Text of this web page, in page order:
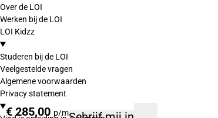
€ 285,00 p/m
Over de LOI
Werken bij de LOI
LOI Kidzz
Studeren bij de LOI
Veelgestelde vragen
Algemene voorwaarden
Privacy statement